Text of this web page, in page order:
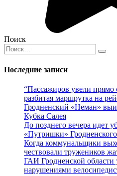
Поиск
Search
for:
Последние записи
“Пассажиров увели
разбитая маршрутка на
Гродненский «Неман»
Кубка Салея
До позднего вечера идет
«Путришки»
Когда коммунальщики
чествовали тружеников
ГАИ Гродненской области
нарушениями